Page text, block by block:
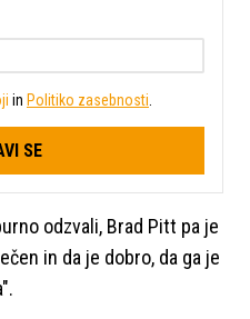
in Politiko zasebnosti
SE
odzvali, Brad Pitt pa je
in da je dobro, da ga je